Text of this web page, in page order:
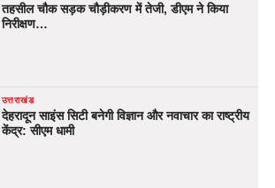
तहसील चौक सड़क चौड़ीकरण में तेजी, डीएम ने किया
निरीक्षण…
उत्तराखंड
देहरादून साइंस सिटी बनेगी विज्ञान और नवाचार का राष्ट्रीय
केंद्र: सीएम धामी